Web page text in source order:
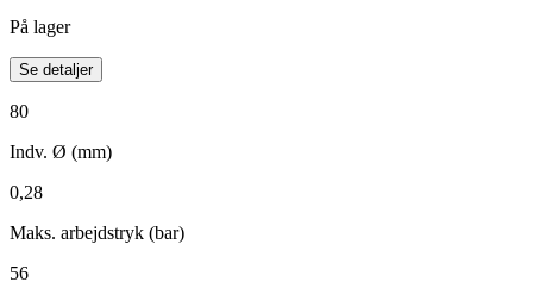
På lager
Se detaljer
80
Indv. Ø (mm)
0,28
Maks. arbejdstryk (bar)
56